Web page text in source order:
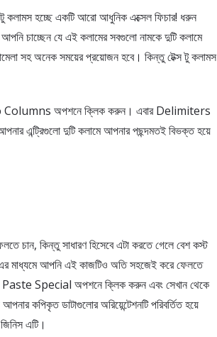
টু কলামস হচ্ছে একটি আরো আধুনিক এক্সেল ফিচার! ধরুন
চাচ্ছেন যে এই কলামের সবগুলো নামকে দুটি কলামে
সহ অনেক সময়ের প্রয়োজন হবে। কিন্তু টেক্স টু কলামস
to Columns অপশনে ক্লিক করুন। এবার Delimiters
এন্ট্রিগুলো দুটি কলামে আপনার পছন্দমতই বিভক্ত হয়ে
চান, কিন্তু সাধারণ হিসেবে এটা করতে গেলে বেশ কস্ট
মাধ্যমে আপনি এই কাজটিও অতি সহজেই করে ফেলতে
Paste Special অপশনে ক্লিক করুন এবং সেখান থেকে
কপিকৃত ডাটাগুলোর অরিয়েন্টেশনটি পরিবর্তিত হয়ে
এটি।